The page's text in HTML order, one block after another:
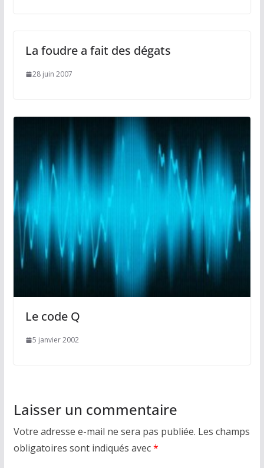
La foudre a fait des dégats
28 juin 2007
Le code Q
5 janvier 2002
Laisser un commentaire
Votre adresse e-mail ne sera pas publiée. Les champs
obligatoires sont indiqués avec*